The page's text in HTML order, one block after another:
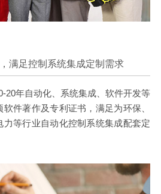
满足控制系统集成定制需求
20年自动化、系统集成、软件开发等
件著作及专利证书，满足为环保、
力等行业自动化控制系统集成配套定